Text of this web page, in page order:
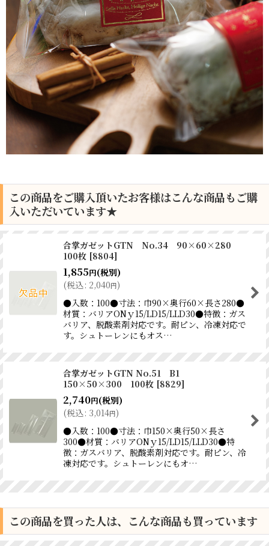
この商品をご購入頂いたお客様はこんな商品もご購
入いただいています★
合掌ガゼットGTN No.34 90×60×280
100枚 [8804]
1,855円(税別)
(税込: 2,040円)
●入数：100●寸法：巾90×奥行60×長さ280●
材質：バリアONｙ15/LD15/LLD30●特徴：ガス
バリア、脱酸素剤対応です。耐ピン、冷凍対応で
す。シュトーレンにもオス…
合掌ガゼットGTN No.51 B1
150×50×300 100枚 [8829]
2,740円(税別)
(税込: 3,014円)
●入数：100●寸法：巾150×奥行50×長さ
300●材質：バリアONｙ15/LD15/LLD30●特
徴：ガスバリア、脱酸素剤対応です。耐ピン、冷
凍対応です。シュトーレンにもオ…
この商品を買った人は、こんな商品も買っています